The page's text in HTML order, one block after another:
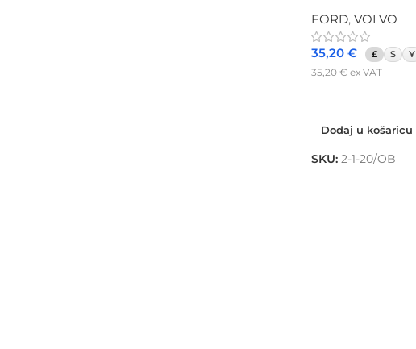
FORD, VOLVO
35,20 € £ $ ¥
35,20 € ex VAT
Dodaj u košaricu
SKU: 2-1-20/OB